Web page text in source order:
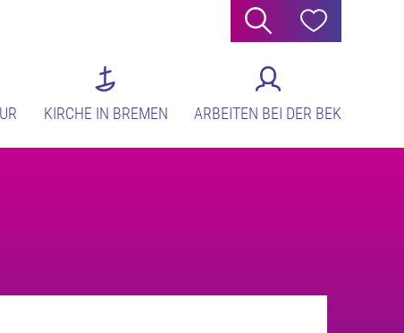
Suche Hilfe
KIRCHE IN BREMEN ARBEITEN BEI DER BEK